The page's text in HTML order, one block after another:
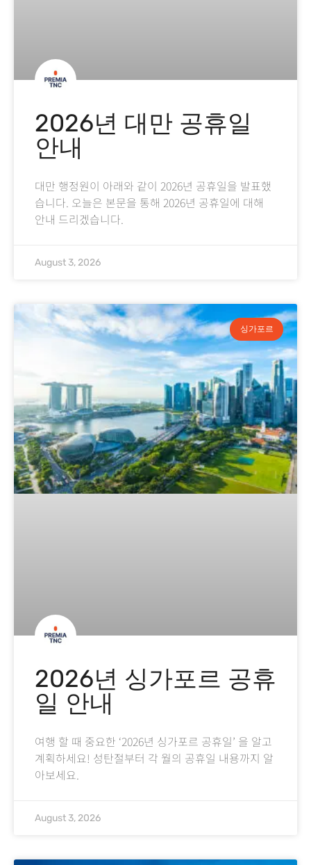
2026년 대만 공휴일
안내
대만 행정원이 아래와 같이 2026년 공휴일을 발표했
습니다. 오늘은 본문을 통해 2026년 공휴일에 대해
안내 드리겠습니다.
August 3, 2026
싱가포르
2026년 싱가포르 공휴
일 안내
여행 할 때 중요한 ‘2026년 싱가포르 공휴일’ 을 알고
계획하세요! 성탄절부터 각 월의 공휴일 내용까지 알
아보세요.
August 3, 2026